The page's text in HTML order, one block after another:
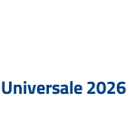
2026